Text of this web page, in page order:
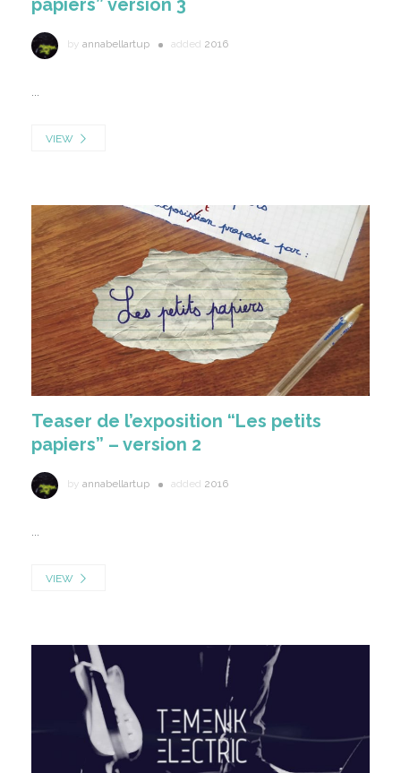
papiers” version 3
by annabellartup added 2016
...
VIEW
Teaser de l’exposition “Les petits
papiers” – version 2
by annabellartup added 2016
VIEW